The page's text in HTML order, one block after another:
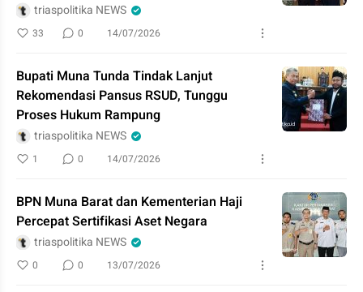
triaspolitika NEWS
33 0 14/07/2026
Bupati Muna Tunda Tindak Lanjut
Rekomendasi Pansus RSUD, Tunggu
Proses Hukum Rampung
triaspolitika NEWS
1 0 14/07/2026
BPN Muna Barat dan Kementerian Haji
Percepat Sertifikasi Aset Negara
triaspolitika NEWS
0 0 13/07/2026